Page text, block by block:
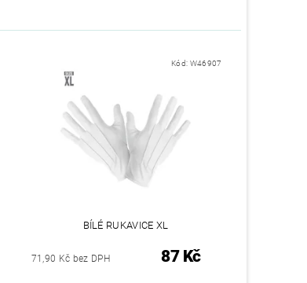
Kód: W46907
BÍLÉ RUKAVICE XL
71,90 Kč bez DPH 87 Kč